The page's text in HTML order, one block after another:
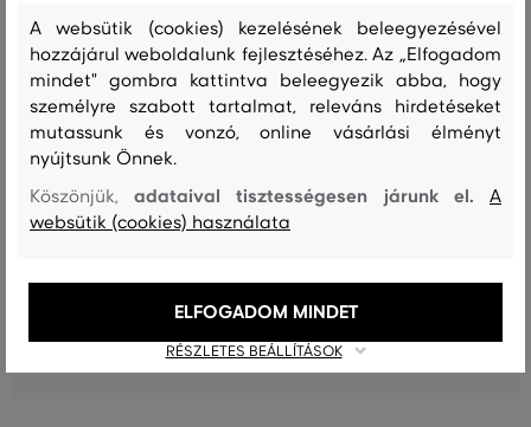
ÜGYFELEINKNEK ÁLTAL ÉRTÉKELT MÉRETEK
A méret sokkal kisebb, mint amit
viselek
0
A méret egy kicsit kisebb, mint
A méret megegyezik az általam
A méret egy kicsit nagyobb, mint
amit általában viselek
A méret sokkal nagyobb, mint
A websütik (cookies) kezelésének beleegyezésével
hozzájárul weboldalunk fejlesztéséhez. Az „Elfogadom
mindet" gombra kattintva beleegyezik abba, hogy
személyre szabott tartalmat, releváns hirdetéseket
mutassunk és vonzó, online vásárlási élményt
nyújtsunk Önnek.
Köszönjük,adataival tisztességesen járunk el.A
websütik (cookies) használata
RÉSZLETES BEÁLLÍTÁSOK
ELFOGADOM MINDET